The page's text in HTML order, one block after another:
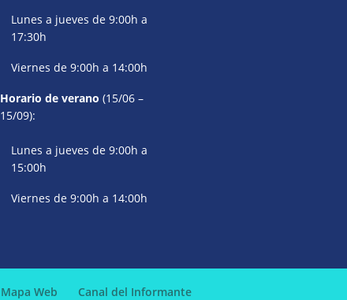
Lunes a jueves de 9:00h a
17:30h
Viernes de 9:00h a 14:00h
Horario de verano (15/06 –
15/09):
Lunes a jueves de 9:00h a
15:00h
Viernes de 9:00h a 14:00h
Mapa Web Canal del Informante